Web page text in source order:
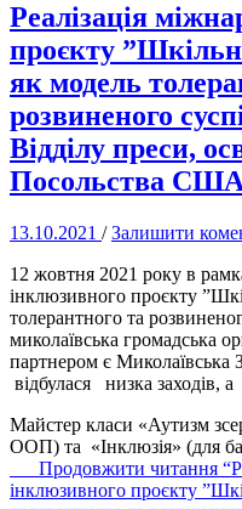
Реалізація
проєкту
як модель
розвиненого
Відділу преси,
Посольства США
13.10.2021 /Залишити
12 жовтня 2021 року в
інклюзивного проєкту
толерантного та
миколаївська громадська
партнером є
відбулася низка заходів, а
Майстер класи «Аутизм
ООП) та «Інклюзія» (для
Продовжити читання
інклюзивного проєкту